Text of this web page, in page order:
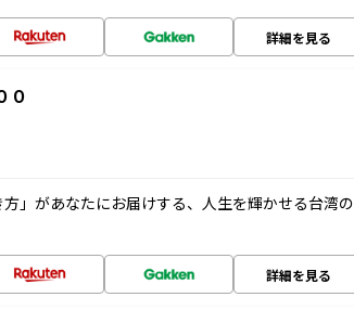
詳細を見る
０
」があなたにお届けする、人生を輝かせる台湾の
詳細を見る